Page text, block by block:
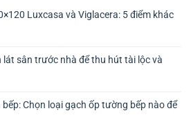
Luxcasa và Viglacera: 5 điểm khác
lát sân trước nhà để thu hút tài lộc và
Chọn loại gạch ốp tường bếp nào để